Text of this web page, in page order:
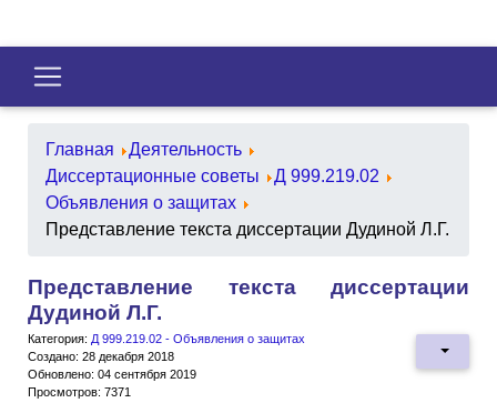
Главная
Деятельность
Диссертационные советы
Д 999.219.02
Объявления о защитах
Представление текста диссертации Дудиной Л.Г.
Представление текста диссертации
Дудиной Л.Г.
Категория: Д 999.219.02 - Объявления о защитах
Создано: 28 декабря 2018
Обновлено: 04 сентября 2019
Просмотров: 7371